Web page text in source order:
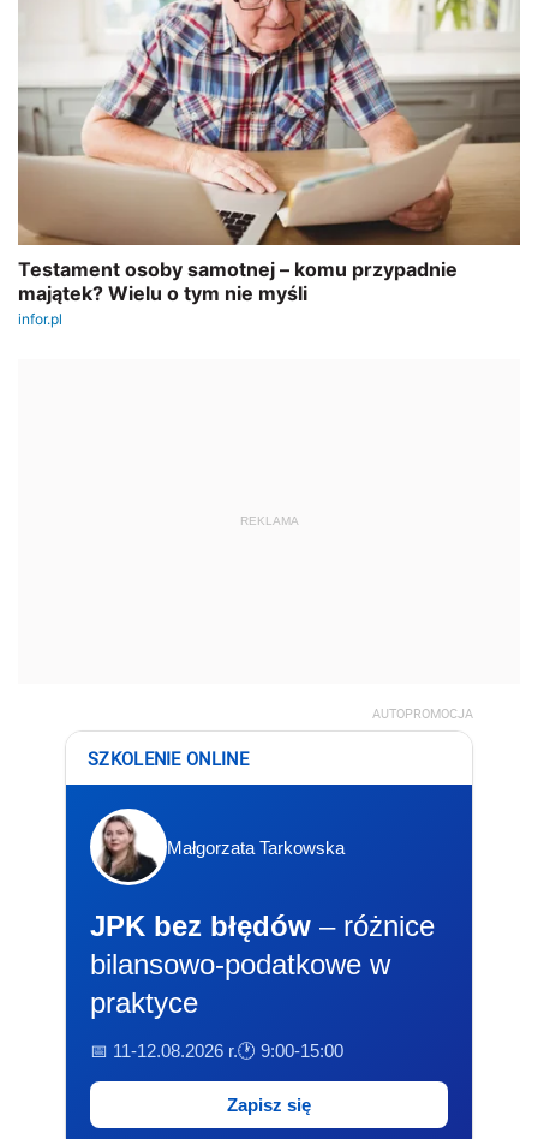
REKLAMA
AUTOPROMOCJA
SZKOLENIE ONLINE
Małgorzata Tarkowska
JPK bez błędów – różnice
bilansowo-podatkowe w
praktyce
📅 11-12.08.2026 r.🕐 9:00-15:00
Zapisz się